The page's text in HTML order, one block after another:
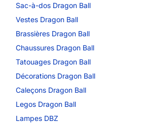
Sac-à-dos Dragon Ball
Vestes Dragon Ball
Brassières Dragon Ball
Chaussures Dragon Ball
Tatouages Dragon Ball
Décorations Dragon Ball
Caleçons Dragon Ball
Legos Dragon Ball
Lampes DBZ